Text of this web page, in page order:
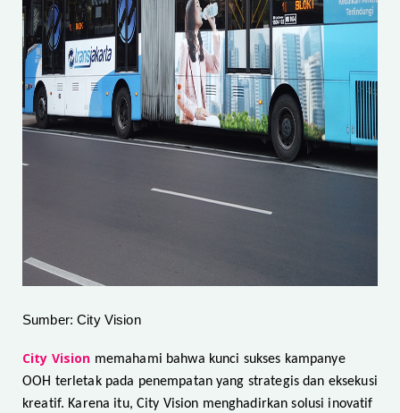
Sumber: City Vision
City Vision memahami bahwa kunci sukses kampanye
OOH terletak pada penempatan yang strategis dan eksekusi
kreatif. Karena itu, City Vision menghadirkan solusi inovatif